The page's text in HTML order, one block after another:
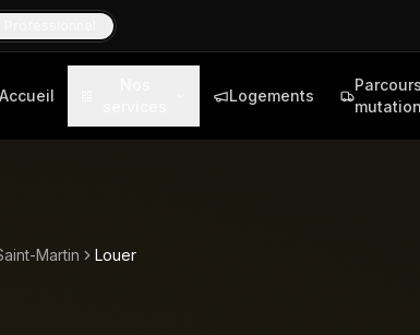
Accueil Logements
Parcours
mutation
Martin Louer